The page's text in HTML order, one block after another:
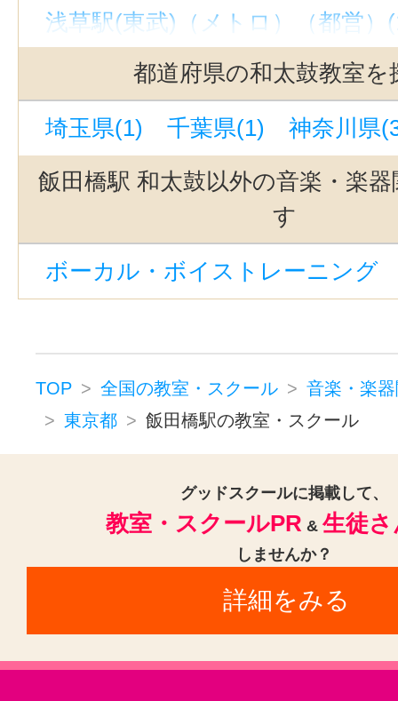
浅草駅(東武)（メトロ）（都営）
中目黒駅(1)
神泉駅(1)
三軒茶
銀座一丁目駅(1)
世田谷代田駅
駒込駅(1)
立川駅(1)
代官山駅
吉祥寺駅(1)
駒沢大学駅(1)
上中里駅(1)
立川南駅(1)
茗荷谷駅(1)
上野
西太子堂駅(1)
新線池袋駅(1)
神楽坂駅(1)
京成上野駅(1)
若
東京駅(1)
緑が丘駅(東京)(1)
池ノ上駅(1)
江戸川橋駅(1)
上野御徒町駅(1)
恵比寿駅(東京
九品仏駅(1)
都道府県の和太鼓教室を
埼玉県(1) 千葉県(1)
神奈川県
飯田橋駅 和太鼓以外の音楽・楽
す
ボーカル・ボイストレーニング
TOP 全国の教室・スクール
音楽・楽
東京都
飯田橋駅の教室・スクール
グッドスクールに掲載して、
教室・スクールPR & 生徒
しませんか？
詳細をみる